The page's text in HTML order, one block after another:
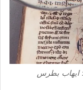
ايهاب بطرس